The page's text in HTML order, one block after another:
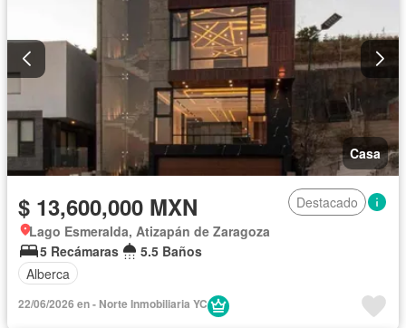
Casa
$ 13,600,000 MXN
Destacado
Lago Esmeralda, Atizapán de Zaragoza
5 Recámaras
5.5 Baños
Alberca
22/06/2026 en - Norte Inmobiliaria YC